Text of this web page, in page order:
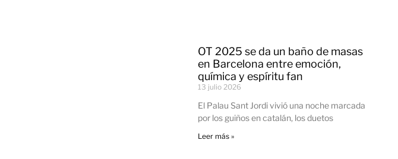
OT 2025 se da un baño de masas
en Barcelona entre emoción,
química y espíritu fan
13 julio 2026
El Palau Sant Jordi vivió una noche marcada
por los guiños en catalán, los duetos
Leer más »